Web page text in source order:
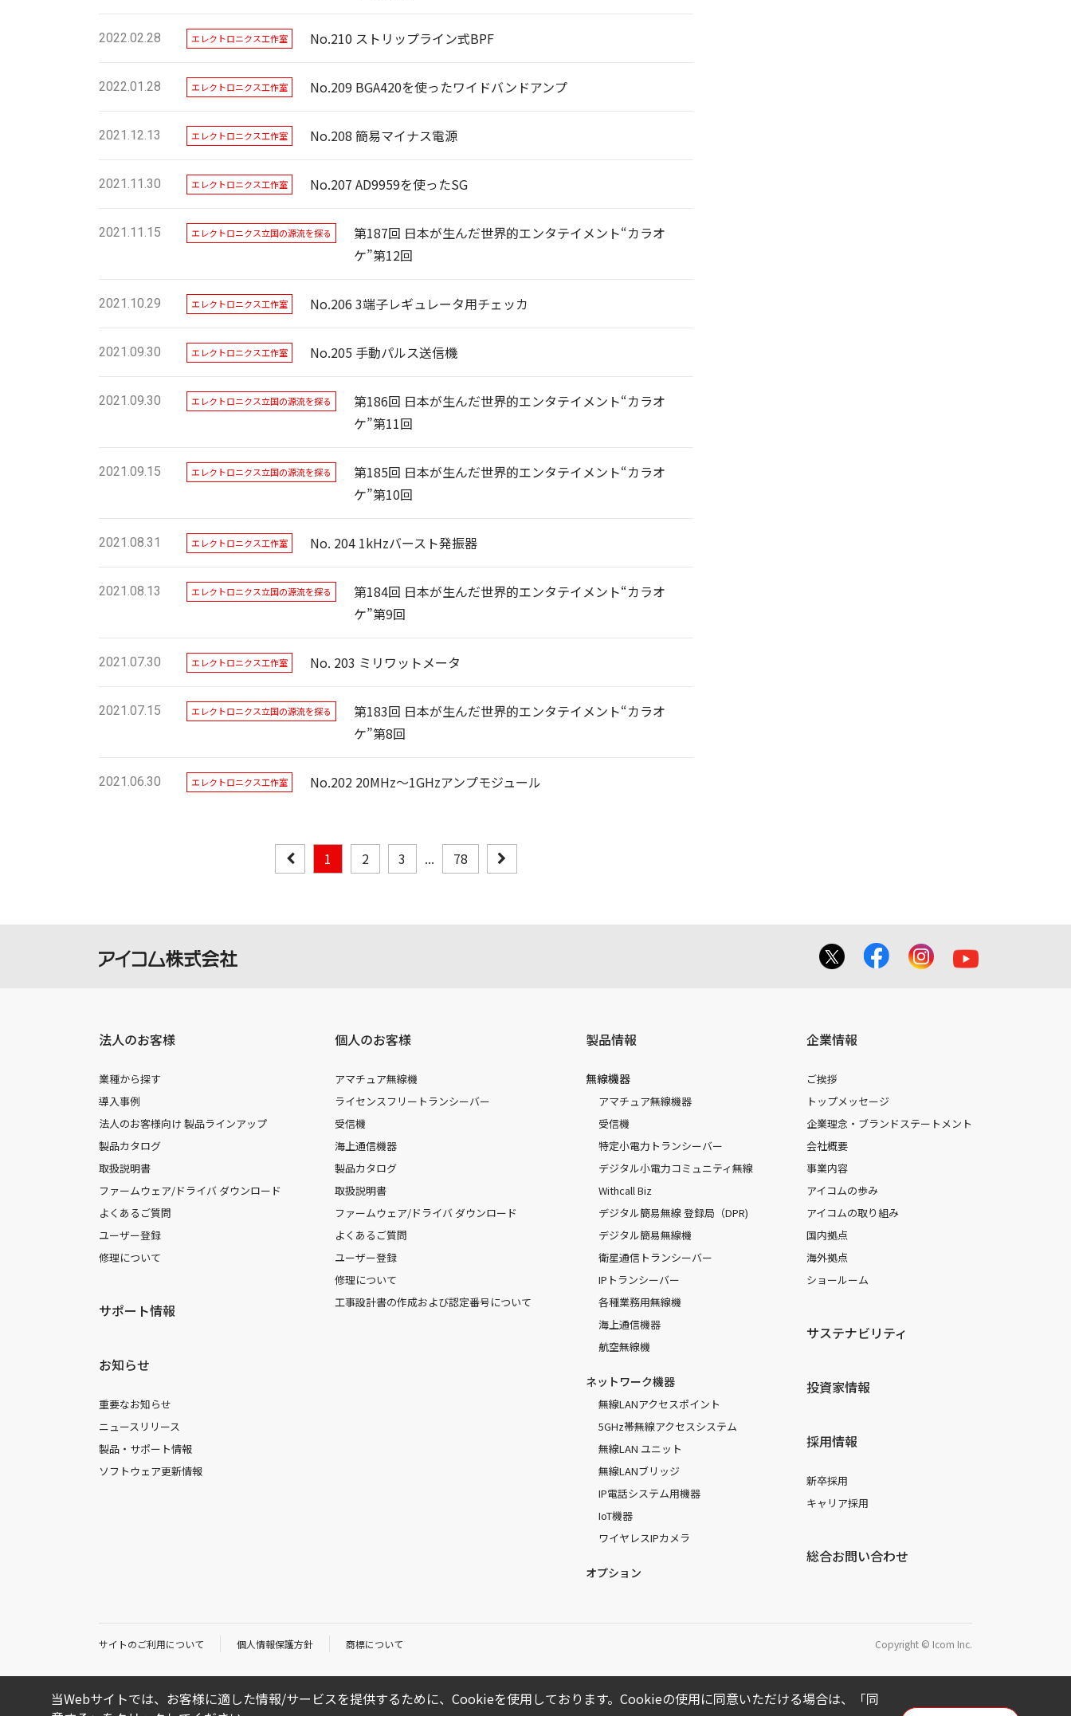
2022.02.28 エレクトロニクス工作室 No.210 ストリップライン式BPF
2022.01.28 エレクトロニクス工作室 No.209 BGA420を使ったワイドバンドアンプ
2021.12.13 エレクトロニクス工作室 No.208 簡易マイナス電源
2021.11.30 エレクトロニクス工作室 No.207 AD9959を使ったSG
2021.11.15 エレクトロニクス立国の源流を探る
第187回 日本が生んだ世界的エンタテイメント“カラオ
ケ”第12回
2021.10.29 エレクトロニクス工作室 No.206 3端子レギュレータ用チェッカ
2021.09.30 エレクトロニクス工作室 No.205 手動パルス送信機
2021.09.30 エレクトロニクス立国の源流を探る
第186回 日本が生んだ世界的エンタテイメント“カラオ
ケ”第11回
2021.09.15 エレクトロニクス立国の源流を探る
第185回 日本が生んだ世界的エンタテイメント“カラオ
ケ”第10回
2021.08.31 エレクトロニクス工作室 No. 204 1kHzバースト発振器
2021.08.13 エレクトロニクス立国の源流を探る
第184回 日本が生んだ世界的エンタテイメント“カラオ
ケ”第9回
2021.07.30 エレクトロニクス工作室 No. 203 ミリワットメータ
2021.07.15 エレクトロニクス立国の源流を探る
第183回 日本が生んだ世界的エンタテイメント“カラオ
ケ”第8回
2021.06.30 エレクトロニクス工作室 No.202 20MHz～1GHzアンプモジュール
1 2 3 ... 78
法人のお客様
業種から探す
導入事例
法人のお客様向け 製品ラインアップ
製品カタログ
取扱説明書
ファームウェア/ドライバ ダウンロード
よくあるご質問
ユーザー登録
修理について
サポート情報
お知らせ
重要なお知らせ
ニュースリリース
製品・サポート情報
ソフトウェア更新情報
個人のお客様
アマチュア無線機
ライセンスフリートランシーバー
受信機
海上通信機器
製品カタログ
取扱説明書
ファームウェア/ドライバ ダウンロード
よくあるご質問
ユーザー登録
修理について
工事設計書の作成および認定番号について
製品情報
無線機器
アマチュア無線機器
受信機
特定小電力トランシーバー
デジタル小電力コミュニティ無線
Withcall Biz
デジタル簡易無線 登録局（DPR)
デジタル簡易無線機
衛星通信トランシーバー
IPトランシーバー
各種業務用無線機
海上通信機器
航空無線機
ネットワーク機器
無線LANアクセスポイント
5GHz帯無線アクセスシステム
無線LAN ユニット
無線LANブリッジ
IP電話システム用機器
IoT機器
ワイヤレスIPカメラ
オプション
企業情報
ご挨拶
トップメッセージ
企業理念・ブランドステートメント
会社概要
事業内容
アイコムの歩み
アイコムの取り組み
国内拠点
海外拠点
ショールーム
サステナビリティ
投資家情報
採用情報
新卒採用
キャリア採用
総合お問い合わせ
サイトのご利用について 個人情報保護方針 商標について Copyright © Icom Inc.
当Webサイトでは、お客様に適した情報/サービスを提供するために、Cookieを使用しております。Cookieの使用に同意いただける場合は、「同